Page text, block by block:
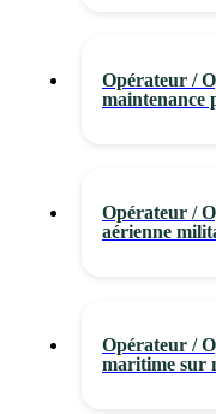
Opérateur /
maintenance
Opérateur /
aérienne
Opérateur /
maritime sur